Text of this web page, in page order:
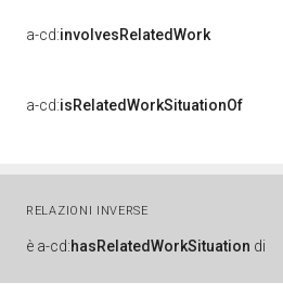
a-cd:involvesRelatedWork
a-cd:isRelatedWorkSituationOf
RELAZIONI INVERSE
è a-cd:hasRelatedWorkSituation di